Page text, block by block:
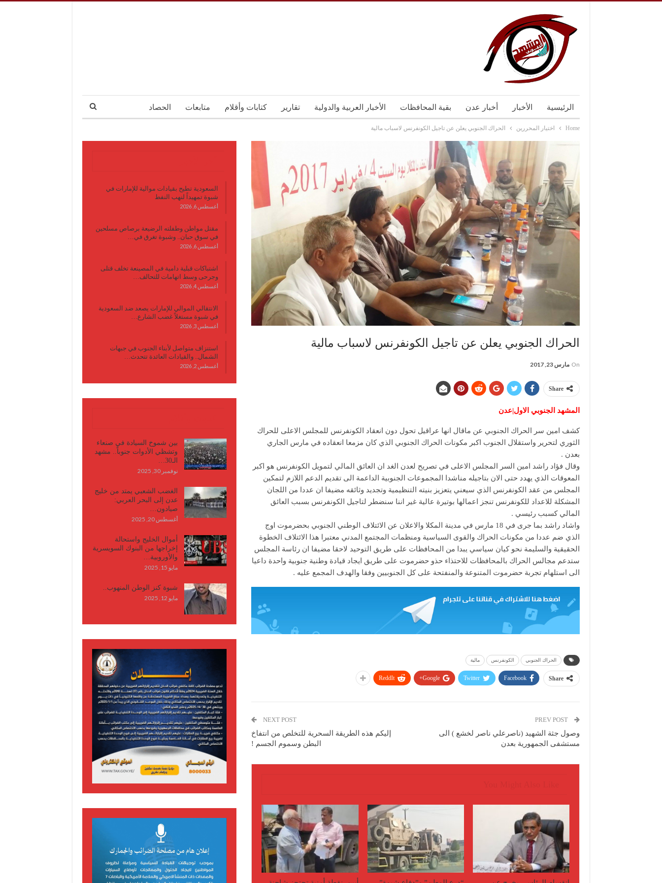
الرئيسية الأخبار أخبار عدن بقية المحافظات الأخبار العربية والدولية تقارير كتابات وأقلام متابعات الحصاد
Home اختيار المحررين الحراك الجنوبي يعلن عن تاجيل الكونفرنس لاسباب مالية
الحراك الجنوبي يعلن عن تاجيل الكونفرنس لاسباب مالية
On مارس 23, 2017
Share
المشهد الجنوبي الاول|عدن
كشف امين سر الحراك الجنوبي عن ماقال انها عراقيل تحول دون انعقاد الكونفرنس للمجلس الاعلى للحراك
الثوري لتحرير واستقلال الجنوب اكبر مكونات الحراك الجنوبي الذي كان مزمعا انعقاده في مارس الجاري
بعدن .
وقال فؤاد راشد امين السر المجلس الاعلى في تصريح لعدن الغد ان العائق المالي لتمويل الكونفرنس هو اكبر
المعوقات الذي يهدد حتى الان بتاجيله مناشدا المجموعات الجنوبية الداعمة الى تقديم الدعم اللازم لتمكين
المجلس من عقد الكونفرنس الذي سيعني يتعزيز بنيته التنظيمية وتجديد وثائقه مضيفا ان عددا من اللجان
المشكلة للاعداد للكونفرنس تنجز اعمالها بوتيرة عالية غير اننا سنضطر لتاجيل الكونفرنس بسبب العائق
المالي كسبب رئيسي .
واشاد راشد بما جرى في 18 مارس في مدينة المكلا والاعلان عن الائتلاف الوطني الجنوبي بحضرموت اوج
الذي ضم عددا من مكونات الحراك والقوى السياسية ومنظمات المجتمع المدني معتبرا هذا الائتلاف الخطوة
الحقيقية والسليمة نحو كيان سياسي يبدا من المحافظات على طريق التوحيد لاحقا مضيفا ان رئاسة المجلس
ستدعم مجالس الحراك بالمحافظات للاحتذاء حذو حضرموت على طريق ايجاد قيادة وطنية جنوبية واحدة داعيا
الى استلهام تجربة حضرموت المتنوعة والمنفتحة على كل الجنوبيين وفقا والهدف المجمع عليه .
الحراك الجنوبي الكونفرنس مالية
Share
Facebook
Twitter
Google+
ReddIt
وصول جثة الشهيد (ناصرعلي ناصر لخشع ) الى
مستشفى الجمهورية بعدن
NEXT POST
إليكم هذه الطريقة السحرية للتخلص من انتفاخ
البطن وسموم الجسم !
السعودية تطيح بقيادات موالية للإمارات في
شبوة تمهيداً لنهب النفط
أغسطس 6, 2026
مقتل مواطن وطفلته الرضيعة برصاص مسلحين
في سوق حبان.. وشبوة تغرق في…
أغسطس 6, 2026
اشتباكات قبلية دامية في المصينعة تخلف قتلى
وجرحى وسط اتهامات للتحالف…
أغسطس 4, 2026
الانتقالي الموالي للإمارات يصعد ضد السعودية
في شبوة مستغلاً غضب الشارع…
أغسطس 3, 2026
استنزاف متواصل لأبناء الجنوب في جبهات
الشمال.. والقيادات العائدة تتحدث…
أغسطس 2, 2026
بين شموخ السيادة في صنعاء
وتشظي الأدوات جنوباً.. مشهد
الـ30…
نوفمبر 30, 2025
الغضب الشعبي يمتد من خليج
عدن إلى البحر العربي:
صيادون…
أغسطس 20, 2025
أموال الخليج واستحالة
إخراجها من البنوك السويسرية
والأوروبية…
مايو 15, 2025
شبوة كنز الوطن المنهوب..
مايو 12, 2025